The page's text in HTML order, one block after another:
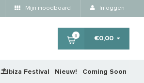
Mijn moodboard Inloggen
0 €0,00
⛱️Ibiza Festival Nieuw! Coming Soon